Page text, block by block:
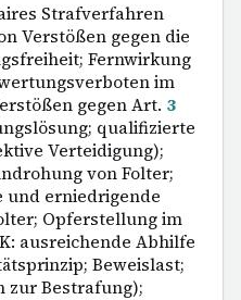
Strafverfahren
Verstößen gegen die
Fernwirkung
im
gegen Art. 3
qualifizierte
Verteidigung);
von Folter;
und erniedrigende
Opferstellung im
ausreichende Abhilfe
Beweislast;
zur Bestrafung);